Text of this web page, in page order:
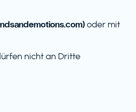
oder mit
nicht an Dritte